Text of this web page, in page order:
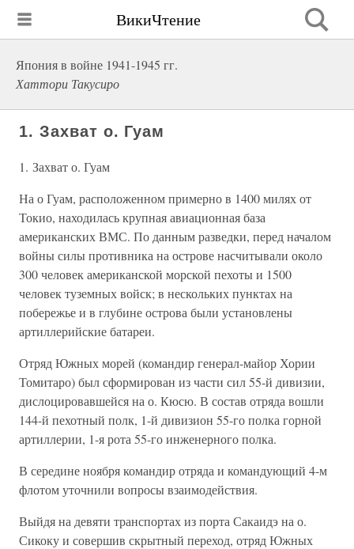
ВикиЧтение
Япония в войне 1941-1945 гг.
Хаттори Такусиро
1. Захват о. Гуам
1. Захват о. Гуам
На о Гуам, расположенном примерно в 1400 милях от
Токио, находилась крупная авиационная база
американских ВМС. По данным разведки, перед началом
войны силы противника на острове насчитывали около
300 человек американской морской пехоты и 1500
человек туземных войск; в нескольких пунктах на
побережье и в глубине острова были установлены
артиллерийские батареи.
Отряд Южных морей (командир генерал-майор Хории
Томитаро) был сформирован из части сил 55-й дивизии,
дислоцировавшейся на о. Кюсю. В состав отряда вошли
144-й пехотный полк, 1-й дивизион 55-го полка горной
артиллерии, 1-я рота 55-го инженерного полка.
В середине ноября командир отряда и командующий 4-м
флотом уточнили вопросы взаимодействия.
Выйдя на девяти транспортах из порта Сакаидэ на о.
Сикоку и совершив скрытный переход, отряд Южных